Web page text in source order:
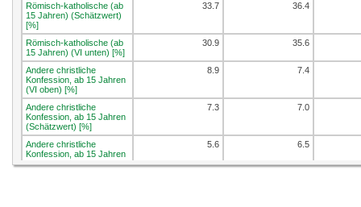
Römisch-katholische (ab
15 Jahren) (Schätzwert)
[%]
33.7 36.4
Römisch-katholische (ab
15 Jahren) (VI unten) [%]
30.9 35.6
Andere christliche
Konfession, ab 15 Jahren
(VI oben) [%]
8.9 7.4
Andere christliche
Konfession, ab 15 Jahren
(Schätzwert) [%]
7.3 7.0
Andere christliche
Konfession, ab 15 Jahren
(VI unten) [%]
5.6 6.5